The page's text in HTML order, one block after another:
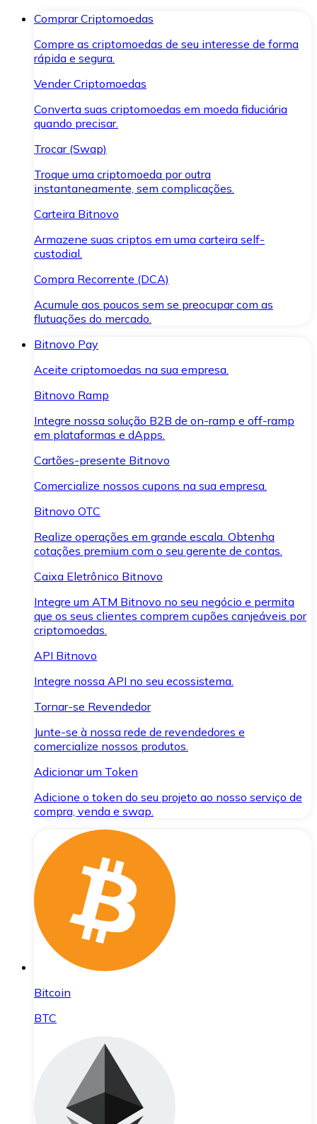
Comprar Criptomoedas
Compre as criptomoedas de seu interesse de forma
rápida e segura.
Vender Criptomoedas
Converta suas criptomoedas em moeda fiduciária
quando precisar.
Trocar (Swap)
Troque uma criptomoeda por outra
instantaneamente, sem complicações.
Carteira Bitnovo
Armazene suas criptos em uma carteira self-
custodial.
Compra Recorrente (DCA)
Acumule aos poucos sem se preocupar com as
flutuações do mercado.
Bitnovo Pay
Aceite criptomoedas na sua empresa.
Bitnovo Ramp
Integre nossa solução B2B de on-ramp e off-ramp
em plataformas e dApps.
Cartões-presente Bitnovo
Comercialize nossos cupons na sua empresa.
Bitnovo OTC
Realize operações em grande escala. Obtenha
cotações premium com o seu gerente de contas.
Caixa Eletrônico Bitnovo
Integre um ATM Bitnovo no seu negócio e permita
que os seus clientes comprem cupões canjeáveis por
criptomoedas.
API Bitnovo
Integre nossa API no seu ecossistema.
Tornar-se Revendedor
Junte-se à nossa rede de revendedores e
comercialize nossos produtos.
Adicionar um Token
Adicione o token do seu projeto ao nosso serviço de
compra, venda e swap.
Bitcoin
BTC